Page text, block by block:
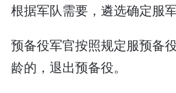
根据军队需要，遴选确定服
预备役军官按照规定服预备
龄的，退出预备役。